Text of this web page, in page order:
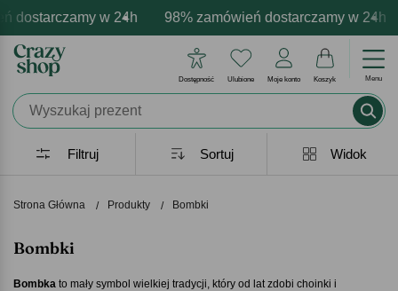
dostarczamy w 24h 98% zamówień dostarczamy w 24h
darmowa personalizacja produktów Profesjonalna i
emocje - zawsze udane prezenty Prezentujemy
Dostępność Ulubione Moje konto Koszyk Menu
Strona Główna Produkty Bombki
Bombki
Bombka to mały symbol wielkiej tradycji, który od lat zdobi choinki i
Filtruj Widok
Sortuj